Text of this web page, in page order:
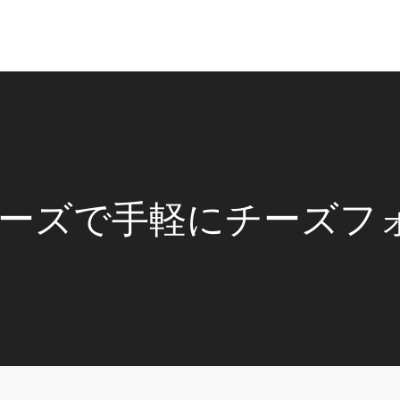
ズで手軽にチーズフ